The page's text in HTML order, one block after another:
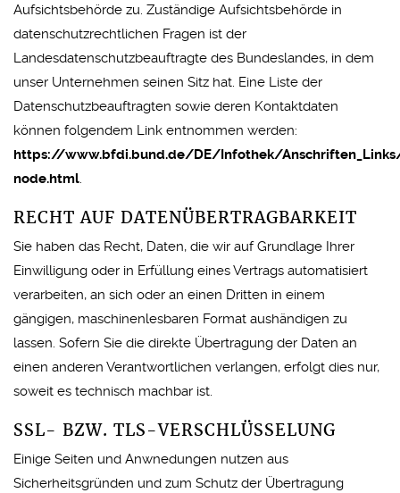
Aufsichtsbehörde zu. Zuständige Aufsichtsbehörde in
datenschutzrechtlichen Fragen ist der
Landesdatenschutzbeauftragte des Bundeslandes, in dem
unser Unternehmen seinen Sitz hat. Eine Liste der
Datenschutzbeauftragten sowie deren Kontaktdaten
können folgendem Link entnommen werden:
https://www.bfdi.bund.de/DE/Infothek/
node.html.
RECHT AUF DATENÜBERTRAGBARKEIT
Sie haben das Recht, Daten, die wir auf Grundlage Ihrer
Einwilligung oder in Erfüllung eines Vertrags automatisiert
verarbeiten, an sich oder an einen Dritten in einem
gängigen, maschinenlesbaren Format aushändigen zu
lassen. Sofern Sie die direkte Übertragung der Daten an
einen anderen Verantwortlichen verlangen, erfolgt dies nur,
soweit es technisch machbar ist.
SSL- BZW. TLS-VERSCHLÜSSELUNG
Einige Seiten und Anwnedungen nutzen aus
Sicherheitsgründen und zum Schutz der Übertragung